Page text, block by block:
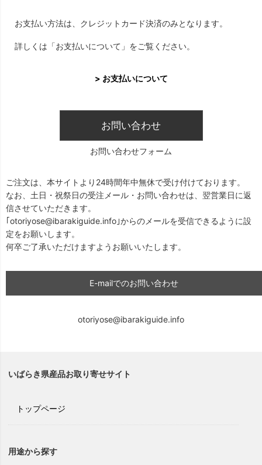
お支払い方法は、クレジットカード決済のみとなります。
詳しくは「お支払いについて」をご覧ください。
> お支払いについて
お問い合わせ
お問い合わせフォーム
ご注文は、本サイトより24時間年中無休で受け付けております。
なお、土日・祝祭日の受注メール・お問い合わせは、翌営業日に返
信させていただきます。
｢otoriyose@ibarakiguide.info｣からのメールを受信できるように設
定をお願いします。
何卒ご了承いただけますようお願いいたします。
E-mailでのお問い合わせ
otoriyose@ibarakiguide.info
いばらき県産品お取り寄せサイト
トップページ
用途から探す